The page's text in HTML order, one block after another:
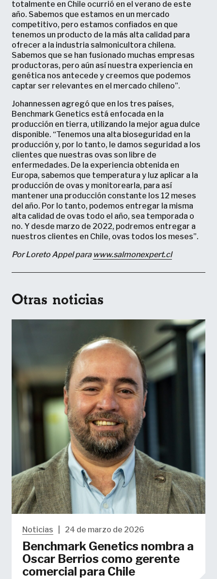
totalmente en Chile ocurrió en el verano de este
año. Sabemos que estamos en un mercado
competitivo, pero estamos confiados en que
tenemos un producto de la más alta calidad para
ofrecer a la industria salmonicultora chilena.
Sabemos que se han fusionado muchas empresas
productoras, pero aún así nuestra experiencia en
genética nos antecede y creemos que podemos
captar ser relevantes en el mercado chileno”.
Johannessen agregó que en los tres países,
Benchmark Genetics está enfocada en la
producción en tierra, utilizando la mejor agua dulce
disponible. “Tenemos una alta bioseguridad en la
producción y, por lo tanto, le damos seguridad a los
clientes que nuestras ovas son libre de
enfermedades. De la experiencia obtenida en
Europa, sabemos que temperatura y luz aplicar a la
producción de ovas y monitorearla, para así
mantener una producción constante los 12 meses
del año. Por lo tanto, podemos entregar la misma
alta calidad de ovas todo el año, sea temporada o
no. Y desde marzo de 2022, podremos entregar a
nuestros clientes en Chile, ovas todos los meses”.
Por Loreto Appel para www.salmonexpert.cl
Otras noticias
Noticias 24 de marzo de 2026
Benchmark Genetics nombra a
Oscar Berrios como gerente
comercial para Chile